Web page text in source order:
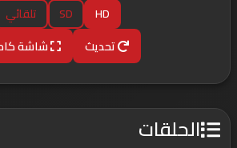
HD
SD تلقائي
تحديث شاشة
الحلقات